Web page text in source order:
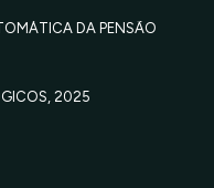
DA PENSÃO
2025